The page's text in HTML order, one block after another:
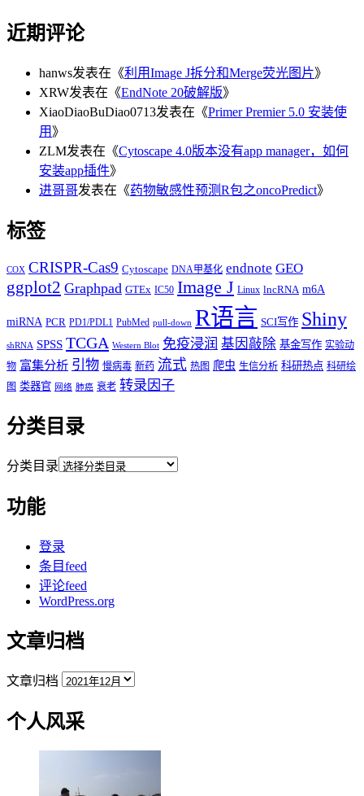
近期评论
hanws发表在《利用Image J拆分和Merge荧光图片》
XRW发表在《EndNote 20破解版》
XiaoDiaoBuDiao0713发表在《Primer Premier 5.0 安装使
用 》
ZLM发表在《Cytoscape 4.0版本没有app manager，如何
安装app插件》
进哥哥发表在《药物敏感性预测R包之oncoPredict》
标签
COX CRISPR-Cas9 Cytoscape DNA甲基化 endnote GEO
ggplot2 Graphpad GTEx IC50 Image J Linux lncRNA m6A
miRNA PCR PD1/PDL1 PubMed pull-down R语言 SCI写作 Shiny
shRNA SPSS TCGA Western Blot 免疫浸润 基因敲除 基金写作 实验动
物 富集分析 引物 慢病毒 新药 流式 热图 爬虫 生信分析 科研热点 科研绘
图 类器官 网络 肺癌 衰老 转录因子
分类目录
分类目录
功能
登录
条目feed
评论feed
WordPress.org
文章归档
文章归档
个人风采